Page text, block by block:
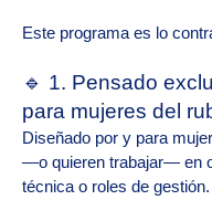
Este programa es lo
🔹 1. Pensado
para mujeres del
Diseñado por y para
—o quieren trabajar— en
técnica o roles de gestión.